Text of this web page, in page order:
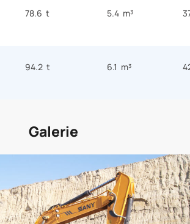
78.6 t 5.4 m³
94.2 t 6.1 m³
Galerie